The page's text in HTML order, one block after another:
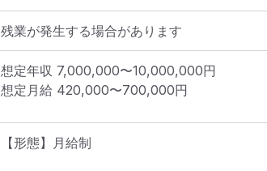
残業が発生する場合があります
想定年収 7,000,000〜10,000,000円
想定月給 420,000〜700,000円
【形態】月給制